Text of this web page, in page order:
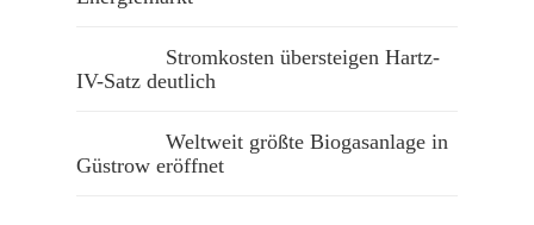
Stromkosten übersteigen Hartz-
IV-Satz deutlich
Weltweit größte Biogasanlage in
Güstrow eröffnet